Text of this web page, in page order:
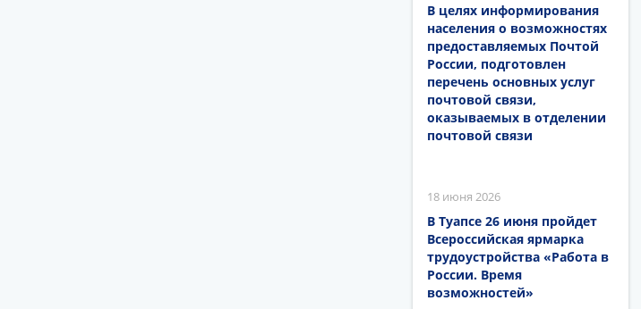
В целях информирования
населения о возможностях
предоставляемых Почтой
России, подготовлен
перечень основных услуг
почтовой связи,
оказываемых в отделении
почтовой связи
18 июня 2026
В Туапсе 26 июня пройдет
Всероссийская ярмарка
трудоустройства «Работа в
России. Время
возможностей»